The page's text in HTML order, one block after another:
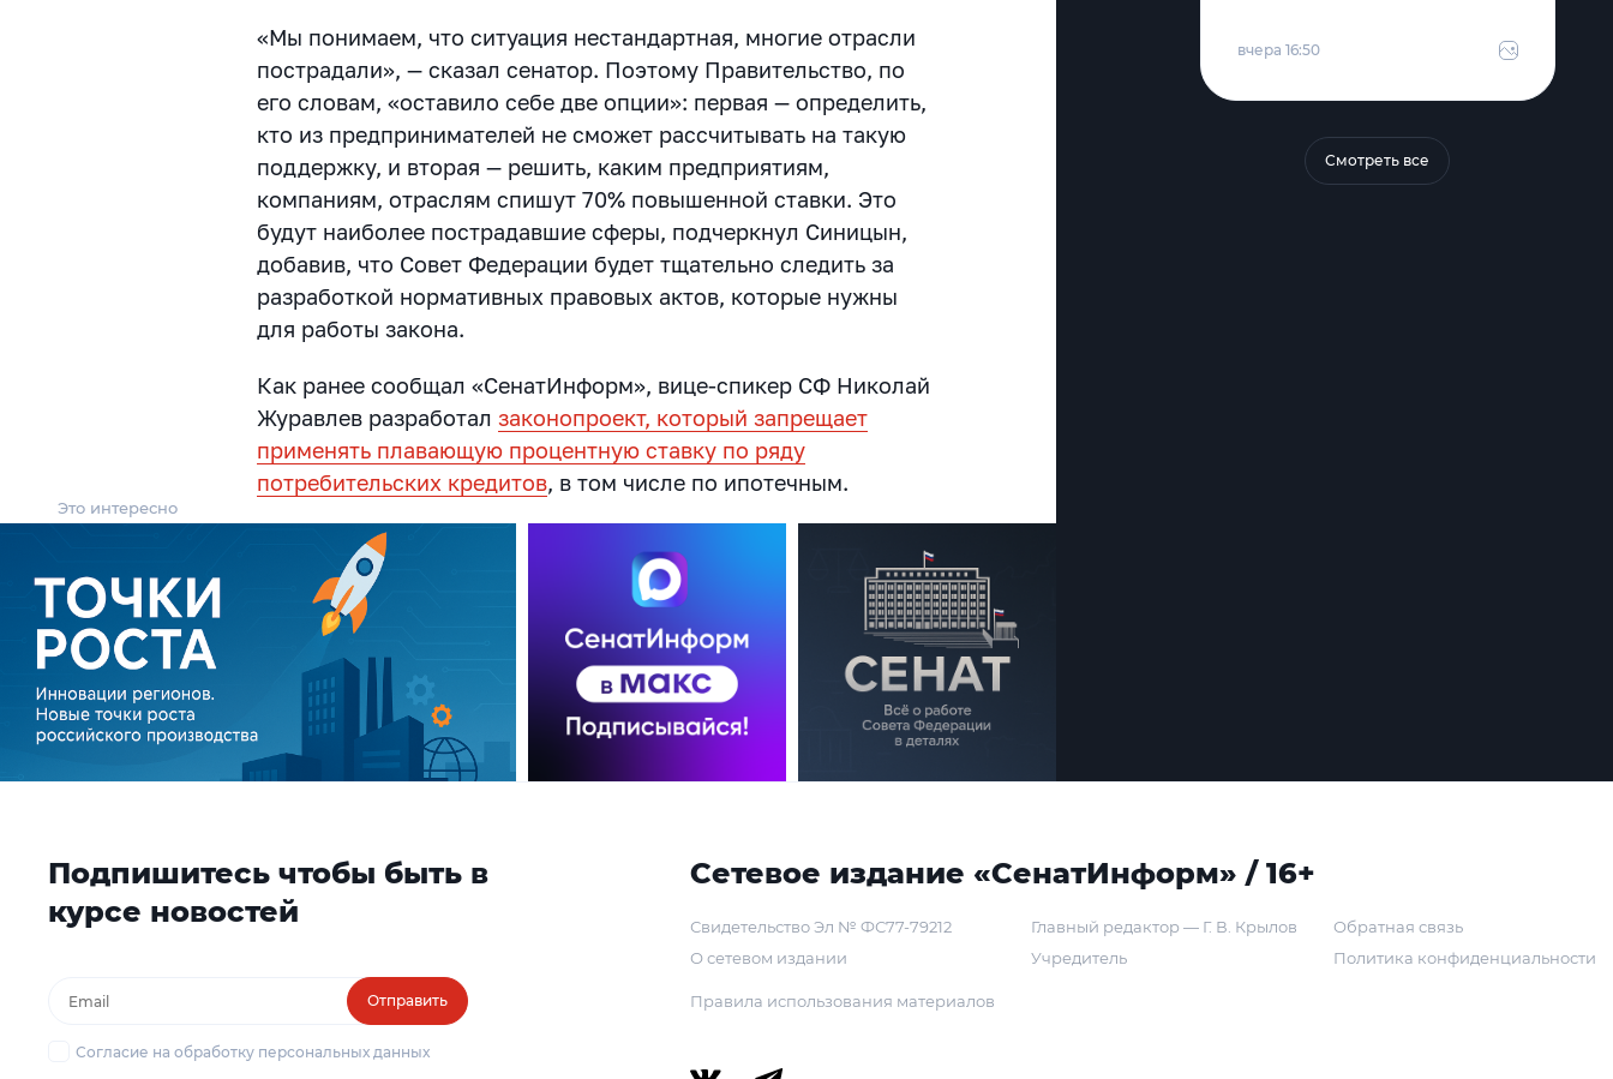
«Мы понимаем, что ситуация нестандартная, многие отрасли
пострадали», — сказал сенатор. Поэтому Правительство, по
его словам, «оставило себе две опции»: первая — определить,
кто из предпринимателей не сможет рассчитывать на такую
поддержку, и вторая — решить, каким предприятиям,
компаниям, отраслям спишут 70% повышенной ставки. Это
будут наиболее пострадавшие сферы, подчеркнул Синицын,
добавив, что Совет Федерации будет тщательно следить за
разработкой нормативных правовых актов, которые нужны
для работы закона.
Как ранее сообщал «СенатИнформ», вице-спикер СФ Николай
Журавлев разработалзаконопроект, который запрещает
применять плавающую процентную ставку по ряду
потребительских кредитов, в том числе по ипотечным.
Это интересно
вчера 16:50
Смотреть все
Подпишитесь чтобы быть в
курсе новостей
Отправить
Согласие на обработку персональных данных
Сетевое издание «СенатИнформ» / 16+
Свидетельство Эл № ФС77-79212
О сетевом издании
Главный редактор — Г. В. Крылов
Учредитель
Обратная связь
Политика конфиденциальности
Правила использования материалов